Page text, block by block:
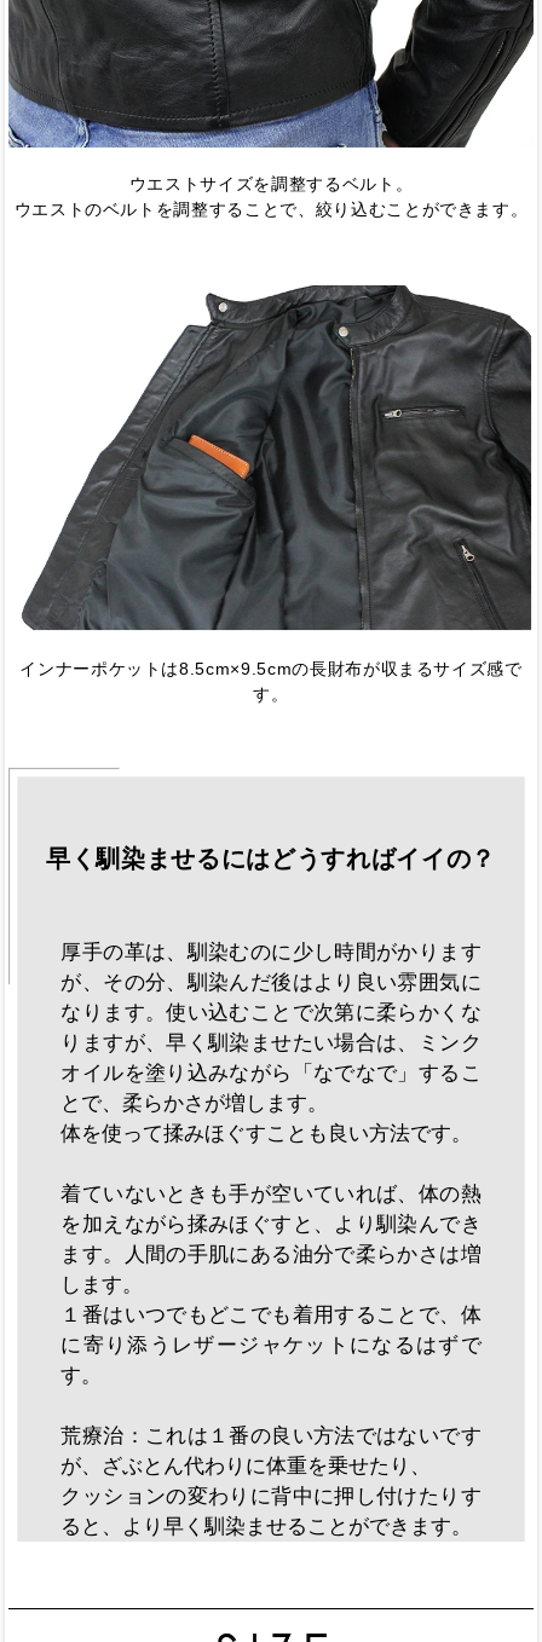
ウエストサイズを調整するベルト。
ウエストのベルトを調整することで、絞り込むことができます。
インナーポケットは8.5cm×9.5cmの長財布が収まるサイズ感で
す。
早く馴染ませるにはどうすればイイの？
厚手の革は、馴染むのに少し時間がかります
が、その分、馴染んだ後はより良い雰囲気に
なります。使い込むことで次第に柔らかくな
りますが、早く馴染ませたい場合は、ミンク
オイルを塗り込みながら「なでなで」するこ
とで、柔らかさが増します。
体を使って揉みほぐすことも良い方法です。
着ていないときも手が空いていれば、体の熱
を加えながら揉みほぐすと、より馴染んでき
ます。人間の手肌にある油分で柔らかさは増
します。
１番はいつでもどこでも着用することで、体
に寄り添うレザージャケットになるはずで
す。
荒療治：これは１番の良い方法ではないです
が、ざぶとん代わりに体重を乗せたり、
クッションの変わりに背中に押し付けたりす
ると、より早く馴染ませることができます。